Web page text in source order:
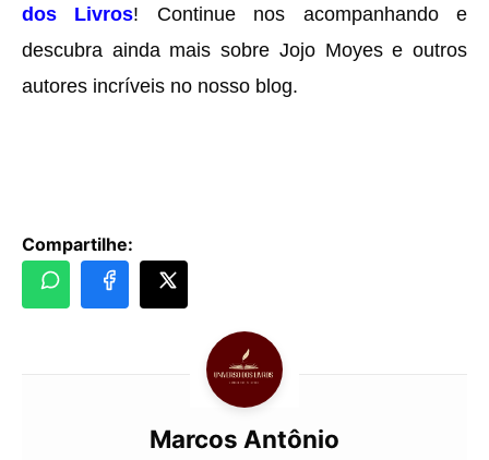
dos Livros! Continue nos acompanhando e
descubra ainda mais sobre Jojo Moyes e outros
autores incríveis no nosso blog.
Compartilhe:
Marcos Antônio